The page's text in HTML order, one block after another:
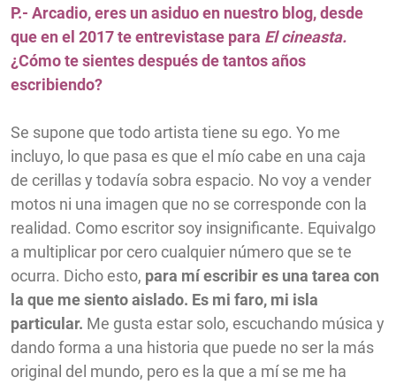
P.- Arcadio, eres un asiduo en nuestro blog, desde
que en el 2017 te entrevistase para El cineasta.
¿Cómo te sientes después de tantos años
escribiendo?
Se supone que todo artista tiene su ego. Yo me
incluyo, lo que pasa es que el mío cabe en una caja
de cerillas y todavía sobra espacio. No voy a vender
motos ni una imagen que no se corresponde con la
realidad. Como escritor soy insignificante. Equivalgo
a multiplicar por cero cualquier número que se te
ocurra. Dicho esto, para mí escribir es una tarea con
la que me siento aislado. Es mi faro, mi isla
particular. Me gusta estar solo, escuchando música y
dando forma a una historia que puede no ser la más
original del mundo, pero es la que a mí se me ha